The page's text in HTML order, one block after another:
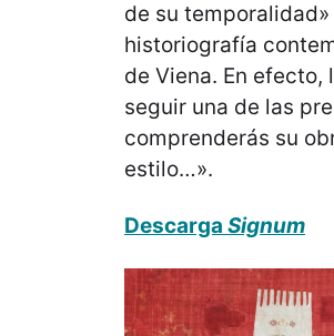
de su
historiografía
de Viena. En
seguir una de las
comprenderás su
estilo…».
Descarga Signum